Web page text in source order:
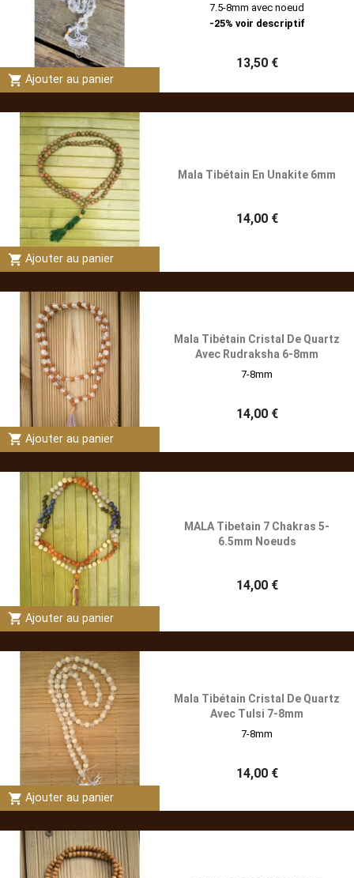
shopping_cart Ajouter au panier
7.5-8mm avec noeud
-25% voir descriptif
13,50 €
shopping_cart Ajouter au panier
Mala Tibétain En Unakite 6mm
14,00 €
shopping_cart Ajouter au panier
Mala Tibétain Cristal De Quartz
Avec Rudraksha 6-8mm
7-8mm
14,00 €
shopping_cart Ajouter au panier
MALA Tibetain 7 Chakras 5-
6.5mm Noeuds
14,00 €
shopping_cart Ajouter au panier
Mala Tibétain Cristal De Quartz
Avec Tulsi 7-8mm
7-8mm
14,00 €